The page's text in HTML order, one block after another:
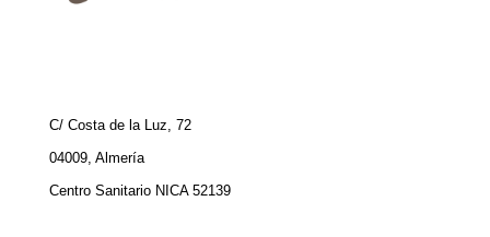
C/ Costa de la Luz, 72
04009, Almería
Centro Sanitario NICA 52139